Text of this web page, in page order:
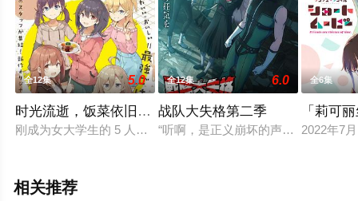
全12集 5.0
时光流逝，饭菜依旧美味
刚成为女大学生的 5 人展开的日常系原创动画。喜欢美食，想
全12集 6.0
战队大失格第二季
“听啊，是正义崩坏的声音。”伪装潜
全6集
「莉可
2022年7
相关推荐